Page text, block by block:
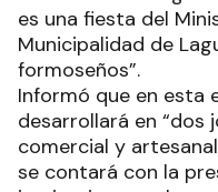
es una fiesta del
Municipalidad de
formoseños”.
Informó que en esta
desarrollará en “dos
comercial y
se contará con la